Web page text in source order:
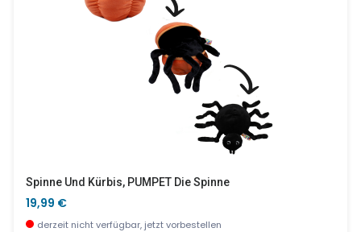
Spinne Und Kürbis, PUMPET Die Spinne
19,99 €
derzeit nicht verfügbar, jetzt vorbestellen